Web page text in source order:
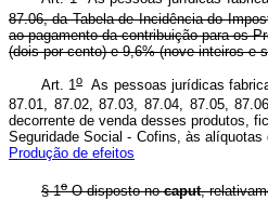
87.06, da Tabela de Incidência do
ao pagamento da contribuição para os
(dois por cento) e 9,6% (nove
Art. 1oAs pessoas jurídicas
87.01, 87.02, 87.03, 87.04, 87.05,
decorrente de venda desses produtos,
Seguridade Social - Cofins, às
Produção de efeitos
§ 1oO disposto nocaput,